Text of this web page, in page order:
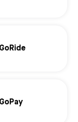
GoRide
GoPay